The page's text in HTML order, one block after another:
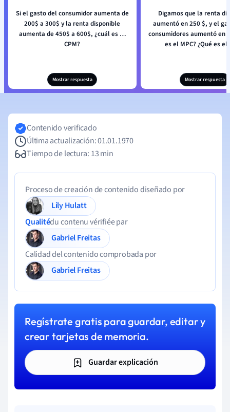
Si el gasto del consumidor aumenta de
200$ a 300$ y la renta disponible
aumenta de 450$ a 600$, ¿cuál es el
CPM?
Mostrar respuesta
Digamos que la renta
aumentó en 250 $, y el
consumidores aumentó en
es el MPC? ¿Qué es el
Mostrar respuesta
Contenido verificado
Última actualización: 01.01.1970
Tiempo de lectura: 13 min
Proceso de creación de contenido diseñado por
Lily Hulatt
Qualitédu contenu vérifiée par
Gabriel Freitas
Calidad del contenido comprobada por
Gabriel Freitas
Regístrate gratis para guardar, editar y
crear tarjetas de memoria.
Guardar explicación